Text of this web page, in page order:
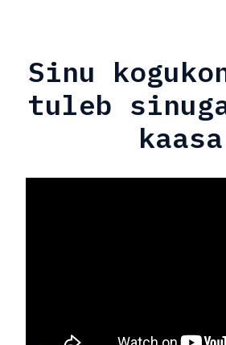
Sinu
tuleb
kaasa